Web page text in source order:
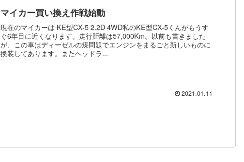
マイカー買い換え作戦始動
現在のマイカーは KE型CX-5 2.2D 4WD私のKE型CX-5くんがもうす
ぐ6年目に近くなります。走行距離は57,000Km。以前も書きました
が、この車はディーゼルの煤問題でエンジンをまるごと新しいものに
換装してあります。またヘッドラ...
2021.01.11